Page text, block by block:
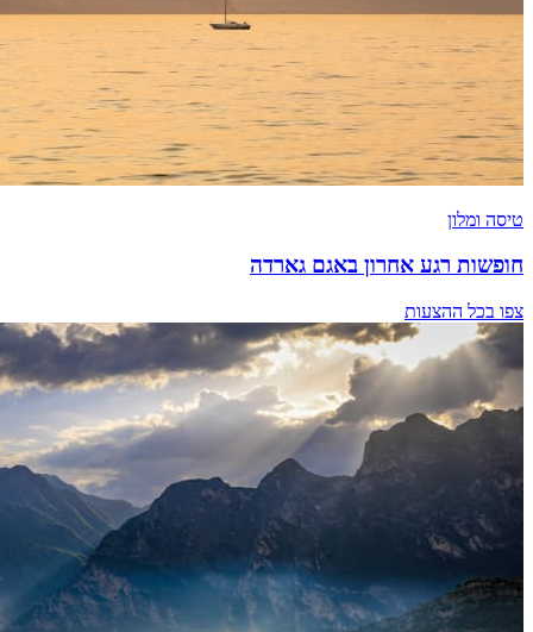
טיסה ומלון
חופשות רגע אחרון באגם גארדה
צפו בכל ההצעות